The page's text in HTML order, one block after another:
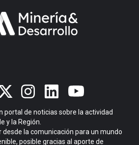
portal de noticias sobre la actividad
y la Región.
desde la comunicación para un mundo
posible gracias al aporte de